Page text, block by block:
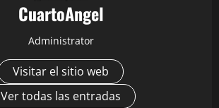
CuartoAngel
Administrator
Visitar el sitio web
Ver todas las entradas